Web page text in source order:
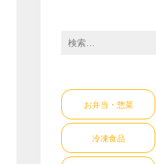
検
お弁当・惣菜
冷凍食品